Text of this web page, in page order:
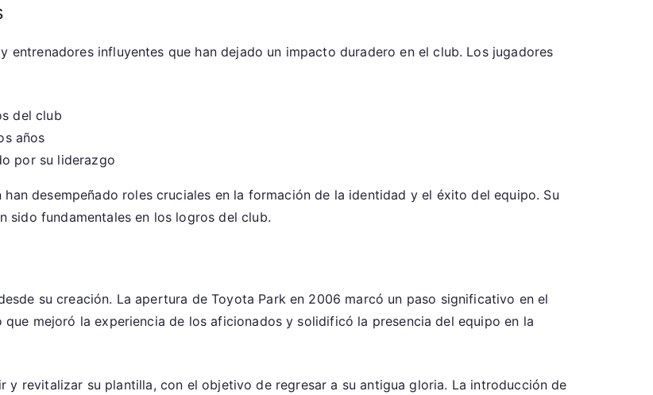
entrenadores influyentes que han dejado un impacto duradero en el club. Los jugadores
del club
años
por su liderazgo
desempeñado roles cruciales en la formación de la identidad y el éxito del equipo. Su
sido fundamentales en los logros del club.
su creación. La apertura de Toyota Park en 2006 marcó un paso significativo en el
mejoró la experiencia de los aficionados y solidificó la presencia del equipo en la
y revitalizar su plantilla, con el objetivo de regresar a su antigua gloria. La introducción de